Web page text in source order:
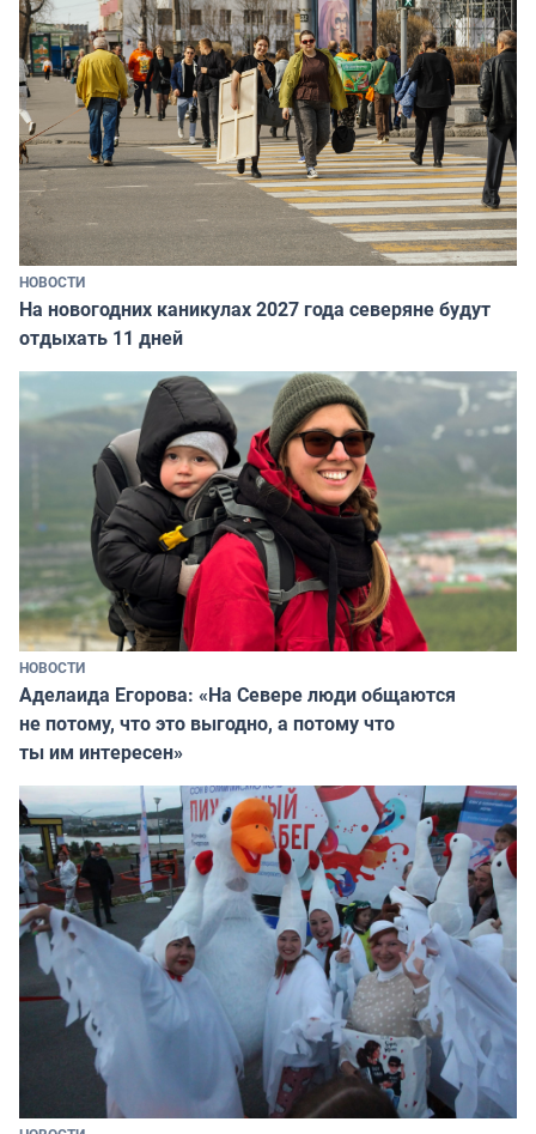
НОВОСТИ
На новогодних каникулах 2027 года северяне будут
отдыхать 11 дней
НОВОСТИ
Аделаида Егорова: «На Севере люди общаются
не потому, что это выгодно, а потому что
ты им интересен»